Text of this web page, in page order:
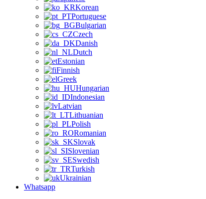
Korean
Portuguese
Bulgarian
Czech
Danish
Dutch
Estonian
Finnish
Greek
Hungarian
Indonesian
Latvian
Lithuanian
Polish
Romanian
Slovak
Slovenian
Swedish
Turkish
Ukrainian
Whatsapp